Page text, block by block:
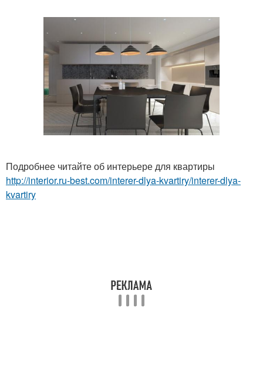
Подробнее читайте об интерьере для квартиры
http://interior.ru-best.com/interer-dlya-kvartiry/interer-dlya-
kvartiry